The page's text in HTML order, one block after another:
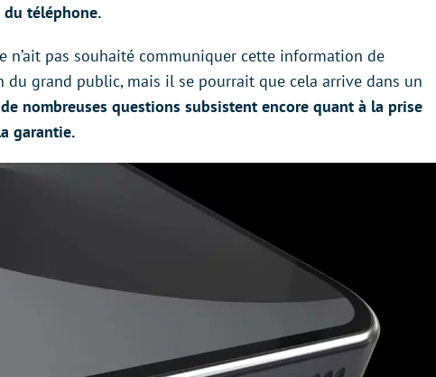
téléphone.
n’ait pas souhaité communiquer cette information de
grand public, mais il se pourrait que cela arrive dans un
de nombreuses questions subsistent encore quant à la prise
garantie.